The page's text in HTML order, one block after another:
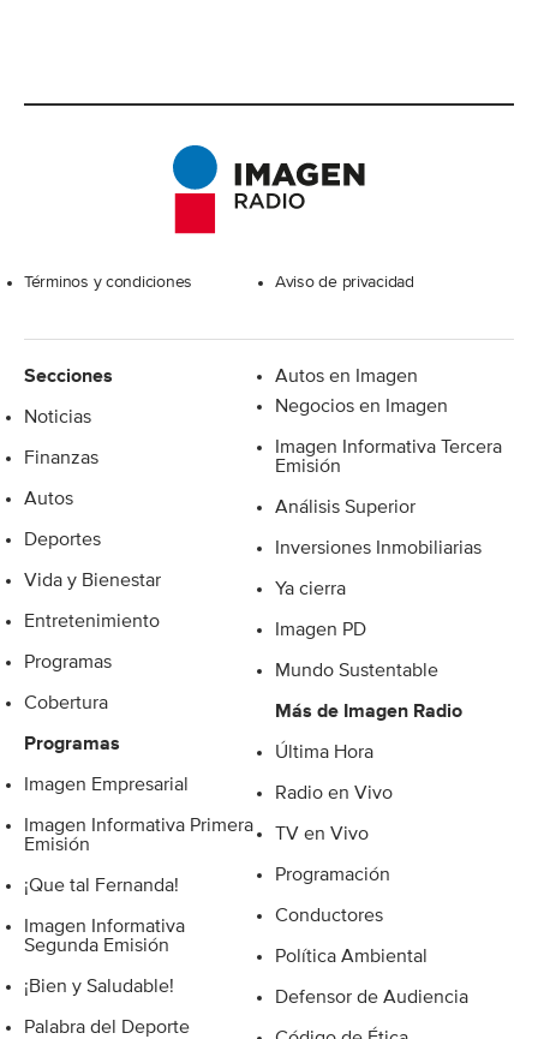
Términos y condiciones Aviso de privacidad
Secciones
Noticias
Finanzas
Autos
Deportes
Vida y Bienestar
Entretenimiento
Programas
Cobertura
Programas
Imagen Empresarial
Imagen Informativa Primera
Emisión
¡Que tal Fernanda!
Imagen Informativa
Segunda Emisión
¡Bien y Saludable!
Palabra del Deporte
Autos en Imagen
Negocios en Imagen
Imagen Informativa Tercera
Emisión
Análisis Superior
Inversiones Inmobiliarias
Ya cierra
Imagen PD
Mundo Sustentable
Más de Imagen Radio
Última Hora
Radio en Vivo
TV en Vivo
Programación
Conductores
Política Ambiental
Defensor de Audiencia